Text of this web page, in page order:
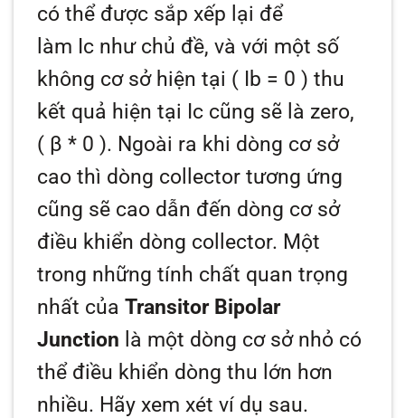
có thể được sắp xếp lại để
làm Ic như chủ đề, và với một số
không cơ sở hiện tại ( Ib = 0 ) thu
kết quả hiện tại Ic cũng sẽ là zero,
( β* 0 ). Ngoài ra khi dòng cơ sở
cao thì dòng collector tương ứng
cũng sẽ cao dẫn đến dòng cơ sở
điều khiển dòng collector. Một
trong những tính chất quan trọng
nhất củaTransitor Bipolar
Junction là một dòng cơ sở nhỏ có
thể điều khiển dòng thu lớn hơn
nhiều. Hãy xem xét ví dụ sau.